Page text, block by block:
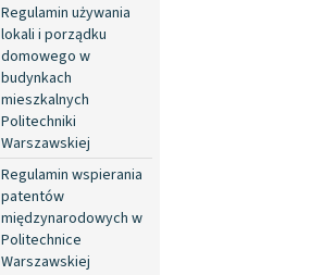
Regulamin używania
lokali i porządku
domowego w
budynkach
mieszkalnych
Politechniki
Warszawskiej
Regulamin wspierania
patentów
międzynarodowych w
Politechnice
Warszawskiej